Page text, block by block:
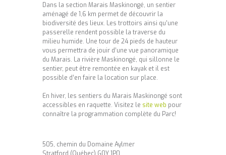
Dans la section Marais Maskinongé, un sentier
aménagé de 1,6 km permet de découvrir la
biodiversité des lieux. Les trottoirs ainsi qu’une
passerelle rendent possible la traverse du
milieu humide. Une tour de 24 pieds de hauteur
vous permettra de jouir d’une vue panoramique
du Marais. La rivière Maskinongé, qui sillonne le
sentier, peut être remontée en kayak et il est
possible d’en faire la location sur place.
En hiver, les sentiers du Marais Maskinongé sont
accessibles en raquette. Visitez le site web pour
connaître la programmation complète du Parc!
505, chemin du Domaine Aylmer
Stratford (Québec) G0Y 1P0